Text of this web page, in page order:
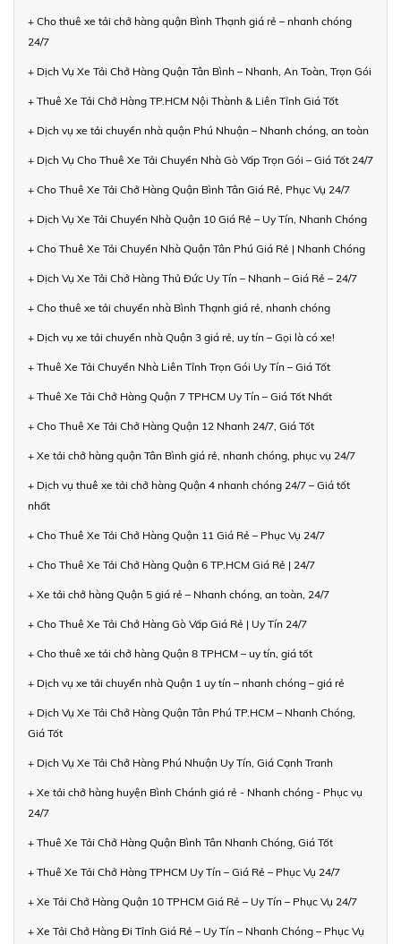
+ Cho thuê xe tải chở hàng quận Bình Thạnh giá rẻ – nhanh chóng
24/7
+ Dịch Vụ Xe Tải Chở Hàng Quận Tân Bình – Nhanh, An Toàn, Trọn Gói
+ Thuê Xe Tải Chở Hàng TP.HCM Nội Thành & Liên Tỉnh Giá Tốt
+ Dịch vụ xe tải chuyển nhà quận Phú Nhuận – Nhanh chóng, an toàn
+ Dịch Vụ Cho Thuê Xe Tải Chuyển Nhà Gò Vấp Trọn Gói – Giá Tốt 24/7
+ Cho Thuê Xe Tải Chở Hàng Quận Bình Tân Giá Rẻ, Phục Vụ 24/7
+ Dịch Vụ Xe Tải Chuyển Nhà Quận 10 Giá Rẻ – Uy Tín, Nhanh Chóng
+ Cho Thuê Xe Tải Chuyển Nhà Quận Tân Phú Giá Rẻ | Nhanh Chóng
+ Dịch Vụ Xe Tải Chở Hàng Thủ Đức Uy Tín – Nhanh – Giá Rẻ – 24/7
+ Cho thuê xe tải chuyển nhà Bình Thạnh giá rẻ, nhanh chóng
+ Dịch vụ xe tải chuyển nhà Quận 3 giá rẻ, uy tín – Gọi là có xe!
+ Thuê Xe Tải Chuyển Nhà Liên Tỉnh Trọn Gói Uy Tín – Giá Tốt
+ Thuê Xe Tải Chở Hàng Quận 7 TPHCM Uy Tín – Giá Tốt Nhất
+ Cho Thuê Xe Tải Chở Hàng Quận 12 Nhanh 24/7, Giá Tốt
+ Xe tải chở hàng quận Tân Bình giá rẻ, nhanh chóng, phục vụ 24/7
+ Dịch vụ thuê xe tải chở hàng Quận 4 nhanh chóng 24/7 – Giá tốt
nhất
+ Cho Thuê Xe Tải Chở Hàng Quận 11 Giá Rẻ – Phục Vụ 24/7
+ Cho Thuê Xe Tải Chở Hàng Quận 6 TP.HCM Giá Rẻ | 24/7
+ Xe tải chở hàng Quận 5 giá rẻ – Nhanh chóng, an toàn, 24/7
+ Cho Thuê Xe Tải Chở Hàng Gò Vấp Giá Rẻ | Uy Tín 24/7
+ Cho thuê xe tải chở hàng Quận 8 TPHCM – uy tín, giá tốt
+ Dịch vụ xe tải chuyển nhà Quận 1 uy tín – nhanh chóng – giá rẻ
+ Dịch Vụ Xe Tải Chở Hàng Quận Tân Phú TP.HCM – Nhanh Chóng,
Giá Tốt
+ Dịch Vụ Xe Tải Chở Hàng Phú Nhuận Uy Tín, Giá Cạnh Tranh
+ Xe tải chở hàng huyện Bình Chánh giá rẻ - Nhanh chóng - Phục vụ
24/7
+ Thuê Xe Tải Chở Hàng Quận Bình Tân Nhanh Chóng, Giá Tốt
+ Thuê Xe Tải Chở Hàng TPHCM Uy Tín – Giá Rẻ – Phục Vụ 24/7
+ Xe Tải Chở Hàng Quận 10 TPHCM Giá Rẻ – Uy Tín – Phục Vụ 24/7
+ Xe Tải Chở Hàng Đi Tỉnh Giá Rẻ – Uy Tín – Nhanh Chóng – Phục Vụ